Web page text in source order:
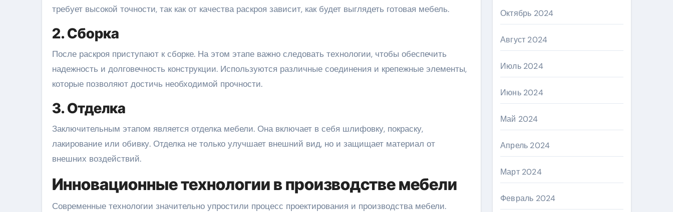
требует высокой точности, так как от качества раскроя зависит, как будет выглядеть готовая мебель.
2. Сборка
После раскроя приступают к сборке. На этом этапе важно следовать технологии, чтобы обеспечить
надежность и долговечность конструкции. Используются различные соединения и крепежные элементы,
которые позволяют достичь необходимой прочности.
3. Отделка
Заключительным этапом является отделка мебели. Она включает в себя шлифовку, покраску,
лакирование или обивку. Отделка не только улучшает внешний вид, но и защищает материал от
внешних воздействий.
Инновационные технологии в производстве мебели
Современные технологии значительно упростили процесс проектирования и производства мебели.
Октябрь 2024
Август 2024
Июль 2024
Июнь 2024
Май 2024
Апрель 2024
Март 2024
Февраль 2024